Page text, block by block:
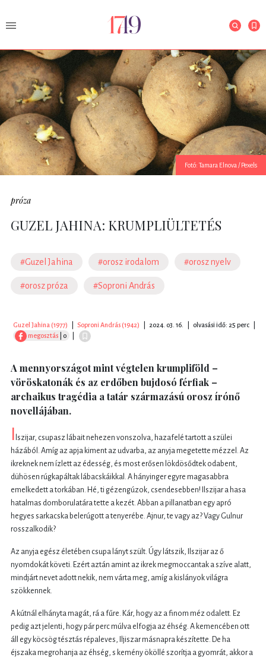
Fotó: Tamara Elnova / Pexels
próza
GUZEL JAHINA: KRUMPLIÜLTETÉS
#Guzel Jahina #orosz irodalom #orosz nyelv
#orosz próza #Soproni András
Guzel Jahina (1977) Soproni András (1942) 2024. 03. 16. olvasási idő: 25 perc
megosztás | 0
A mennyországot mint végtelen krumpliföld –
vöröskatonák és az erdőben bujdosó férfiak –
archaikus tragédia a tatár származású orosz írónő
novellájában.
lszijar, csupasz lábait nehezen vonszolva, hazafelé tartott a szülei
házából. Amíg az apja kiment az udvarba, az anyja megetette mézzel. Az
ikreknek nem ízlett az édesség, és most erősen lökdösődtek odabent,
dühösen rúgkapáltak lábacskáikkal. A hányinger egyre magasabbra
emelkedett a torkában. Hé, ti gézengúzok, csendesebben! Ilszijar a hasa
hatalmas domborulatára tette a kezét. Abban a pillanatban egy apró
hegyes sarkacska belerúgott a tenyerébe. Ajnur, te vagy az? Vagy Gulnur
rosszalkodik?
Az anyja egész életében csupa lányt szült. Úgy látszik, Ilszijar az ő
nyomdokát követi. Ezért aztán amint az ikrek megmoccantak a szíve alatt,
mindjárt nevet adott nekik, nem várta meg, amíg a kislányok világra
szökkennek.
A kútnál elhányta magát, rá a fűre. Kár, hogy az a finom méz odalett. Ez
pedig azt jelenti, hogy pár perc múlva elfogja az éhség. A kemencében ott
áll egy köcsög tésztás répaleves, Iljiszar másnapra készítette. De ha
éjszaka megrohanja az éhség, s kemény ököllé szorítja a gyomrát, akkor a